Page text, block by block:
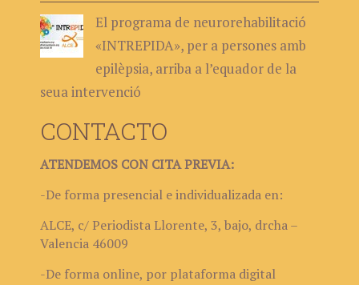
El programa de neurorehabilitació
«INTREPIDA», per a persones amb
epilèpsia, arriba a l’equador de la
seua intervenció
CONTACTO
ATENDEMOS CON CITA PREVIA:
-De forma presencial e individualizada en:
ALCE, c/ Periodista Llorente, 3, bajo, drcha –
Valencia 46009
-De forma online, por plataforma digital